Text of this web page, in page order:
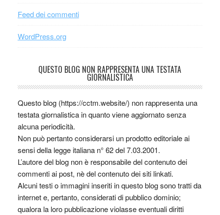
Feed dei commenti
WordPress.org
QUESTO BLOG NON RAPPRESENTA UNA TESTATA
GIORNALISTICA
Questo blog (https://cctm.website/) non rappresenta una
testata giornalistica in quanto viene aggiornato senza
alcuna periodicità.
Non può pertanto considerarsi un prodotto editoriale ai
sensi della legge italiana n° 62 del 7.03.2001.
L’autore del blog non è responsabile del contenuto dei
commenti ai post, nè del contenuto dei siti linkati.
Alcuni testi o immagini inseriti in questo blog sono tratti da
internet e, pertanto, considerati di pubblico dominio;
qualora la loro pubblicazione violasse eventuali diritti